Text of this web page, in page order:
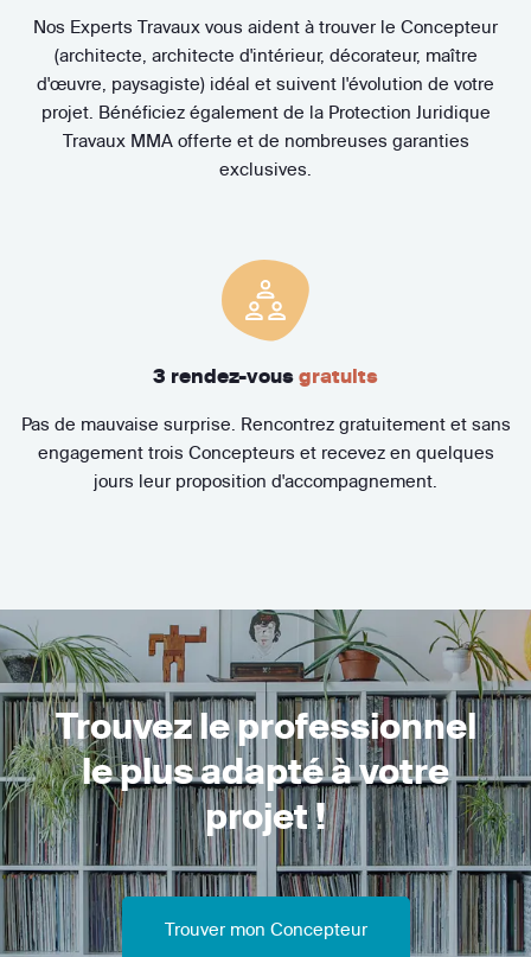
Nos Experts Travaux vous aident à trouver le Concepteur
(architecte, architecte d'intérieur, décorateur, maître
d'œuvre, paysagiste) idéal et suivent l'évolution de votre
projet. Bénéficiez également de la Protection Juridique
Travaux MMA offerte et de nombreuses garanties
exclusives.
3 rendez-vous gratuits
Pas de mauvaise surprise. Rencontrez gratuitement et sans
engagement trois Concepteurs et recevez en quelques
jours leur proposition d'accompagnement.
Trouvez le professionnel
le plus adapté à votre
projet !
Trouver mon Concepteur